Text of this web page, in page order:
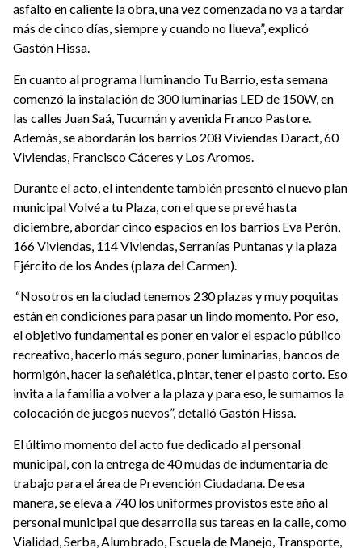
asfalto en caliente la obra, una vez comenzada no va a tardar
más de cinco días, siempre y cuando no llueva”, explicó
Gastón Hissa.
En cuanto al programa Iluminando Tu Barrio, esta semana
comenzó la instalación de 300 luminarias LED de 150W, en
las calles Juan Saá, Tucumán y avenida Franco Pastore.
Además, se abordarán los barrios 208 Viviendas Daract, 60
Viviendas, Francisco Cáceres y Los Aromos.
Durante el acto, el intendente también presentó el nuevo plan
municipal Volvé a tu Plaza, con el que se prevé hasta
diciembre, abordar cinco espacios en los barrios Eva Perón,
166 Viviendas, 114 Viviendas, Serranías Puntanas y la plaza
Ejército de los Andes (plaza del Carmen).
“Nosotros en la ciudad tenemos 230 plazas y muy poquitas
están en condiciones para pasar un lindo momento. Por eso,
el objetivo fundamental es poner en valor el espacio público
recreativo, hacerlo más seguro, poner luminarias, bancos de
hormigón, hacer la señalética, pintar, tener el pasto corto. Eso
invita a la familia a volver a la plaza y para eso, le sumamos la
colocación de juegos nuevos”, detalló Gastón Hissa.
El último momento del acto fue dedicado al personal
municipal, con la entrega de 40 mudas de indumentaria de
trabajo para el área de Prevención Ciudadana. De esa
manera, se eleva a 740 los uniformes provistos este año al
personal municipal que desarrolla sus tareas en la calle, como
Vialidad, Serba, Alumbrado, Escuela de Manejo, Transporte,